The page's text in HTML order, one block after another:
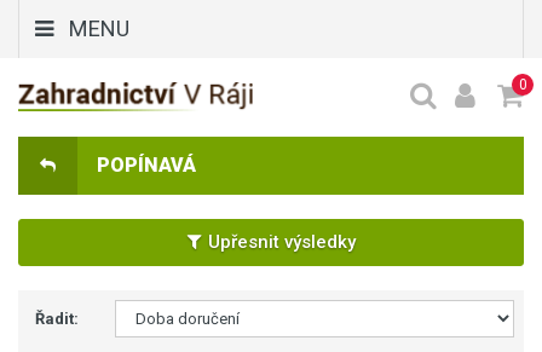
MENU
0
POPÍNAVÁ
Upřesnit výsledky
Řadit: